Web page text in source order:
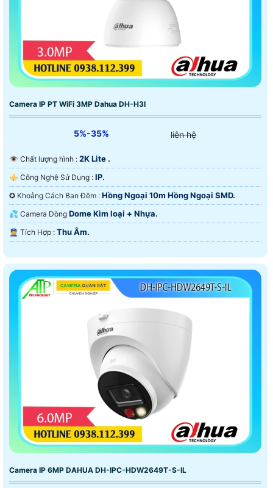
Camera IP PT WiFi 3MP Dahua DH-H3I
5%-35% liên hệ
👁 Chất lượng hình : 2K Lite .
⚜️ Công Nghệ Sử Dụng : IP.
✪ Khoảng Cách Ban Đêm : Hồng Ngoại 10m Hồng Ngoại SMD.
💦 Camera Dòng Dome Kim loại + Nhựa.
️👮 Tích Hợp : Thu Âm.
Camera IP 6MP DAHUA DH-IPC-HDW2649T-S-IL